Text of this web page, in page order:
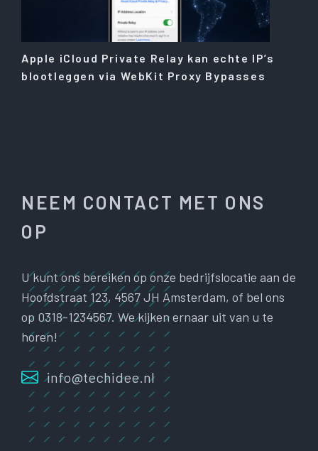
Apple iCloud Private Relay kan echte IP’s
blootleggen via WebKit Proxy Bypasses
NEEM CONTACT MET ONS
OP
U kunt ons bereiken op onze bedrijfslocatie aan de
Hoofdstraat 123, 4567 JH Amsterdam, of bel ons
op 0318-1234567. We kijken ernaar uit van u te
horen!
info@techidee.nl